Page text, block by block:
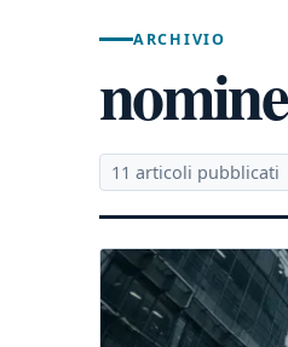
ARCHIVIO
nomine
11 articoli pubblicati